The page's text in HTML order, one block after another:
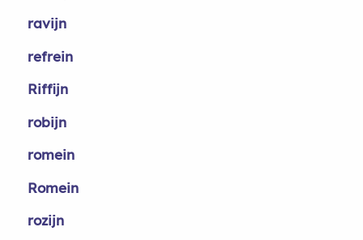
ravijn
refrein
Riffijn
robijn
romein
Romein
rozijn